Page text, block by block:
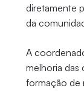
diretamente
da
A
melhoria das
formação de